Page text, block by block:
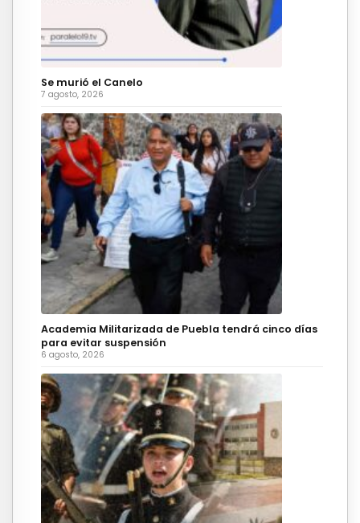
Se murió el Canelo
7 agosto, 2026
Academia Militarizada de Puebla tendrá cinco días
para evitar suspensión
6 agosto, 2026